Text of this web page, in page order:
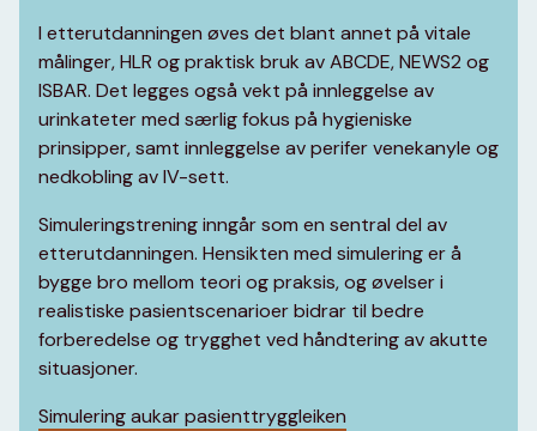
I etterutdanningen øves det blant annet på vitale
målinger, HLR og praktisk bruk av ABCDE, NEWS2 og
ISBAR. Det legges også vekt på innleggelse av
urinkateter med særlig fokus på hygieniske
prinsipper, samt innleggelse av perifer venekanyle og
nedkobling av IV-sett.
Simuleringstrening inngår som en sentral del av
etterutdanningen. Hensikten med simulering er å
bygge bro mellom teori og praksis, og øvelser i
realistiske pasientscenarioer bidrar til bedre
forberedelse og trygghet ved håndtering av akutte
situasjoner.
Simulering aukar pasienttryggleiken